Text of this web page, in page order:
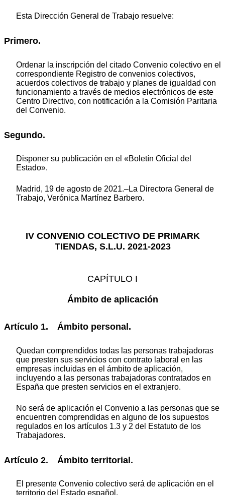
Esta Dirección General de Trabajo resuelve:
Primero.
Ordenar la inscripción del citado Convenio colectivo en el
correspondiente Registro de convenios colectivos,
acuerdos colectivos de trabajo y planes de igualdad con
funcionamiento a través de medios electrónicos de este
Centro Directivo, con notificación a la Comisión Paritaria
del Convenio.
Segundo.
Disponer su publicación en el «Boletín Oficial del
Estado».
Madrid, 19 de agosto de 2021.–La Directora General de
Trabajo, Verónica Martínez Barbero.
IV CONVENIO COLECTIVO DE PRIMARK
TIENDAS, S.L.U. 2021-2023
CAPÍTULO I
Ámbito de aplicación
Artículo 1. Ámbito personal.
Quedan comprendidos todas las personas trabajadoras
que presten sus servicios con contrato laboral en las
empresas incluidas en el ámbito de aplicación,
incluyendo a las personas trabajadoras contratados en
España que presten servicios en el extranjero.
No será de aplicación el Convenio a las personas que se
encuentren comprendidas en alguno de los supuestos
regulados en los artículos 1.3 y 2 del Estatuto de los
Trabajadores.
Artículo 2. Ámbito territorial.
El presente Convenio colectivo será de aplicación en el
territorio del Estado español.